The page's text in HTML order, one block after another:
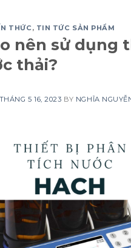
THỨC, TIN TỨC SẢN PHẨM
nên sử dụng
thải?
THÁNG 5 16, 2023 BY NGHĨA